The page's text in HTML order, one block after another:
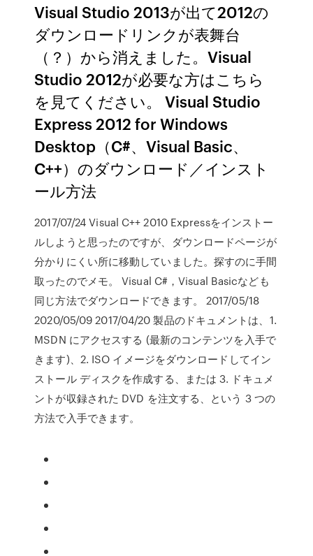
Visual Studio 2013が出て2012の
ダウンロードリンクが表舞台
（？）から消えました。Visual
Studio 2012が必要な方はこちら
を見てください。 Visual Studio
Express 2012 for Windows
Desktop（C#、Visual Basic、
C++）のダウンロード／インスト
ール方法
2017/07/24 Visual C++ 2010 Expressをインストー
ルしようと思ったのですが、ダウンロードページが
分かりにくい所に移動していました。探すのに手間
取ったのでメモ。 Visual C#，Visual Basicなども
同じ方法でダウンロードできます。 2017/05/18
2020/05/09 2017/04/20 製品のドキュメントは、1.
MSDN にアクセスする (最新のコンテンツを入手で
きます)、2. ISO イメージをダウンロードしてイン
ストール ディスクを作成する、または 3. ドキュメ
ントが収録された DVD を注文する、という 3 つの
方法で入手できます。